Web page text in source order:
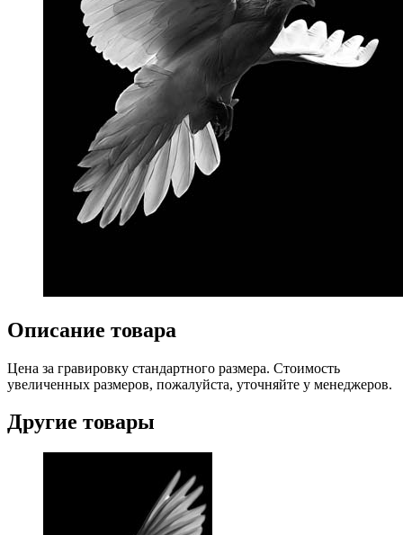
Описание товара
Цена за гравировку стандартного размера. Стоимость
увеличенных размеров, пожалуйста, уточняйте у менеджеров.
Другие товары